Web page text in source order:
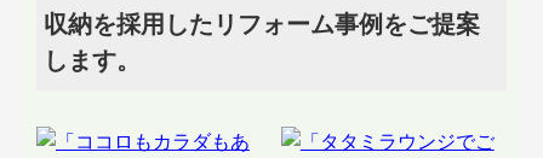
収納を採用したリフォーム事例をご提案
します。